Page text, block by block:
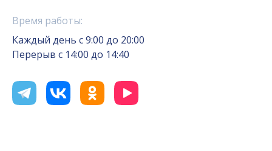
Время работы:
Каждый день с 9:00 до 20:00
Перерыв с 14:00 до 14:40